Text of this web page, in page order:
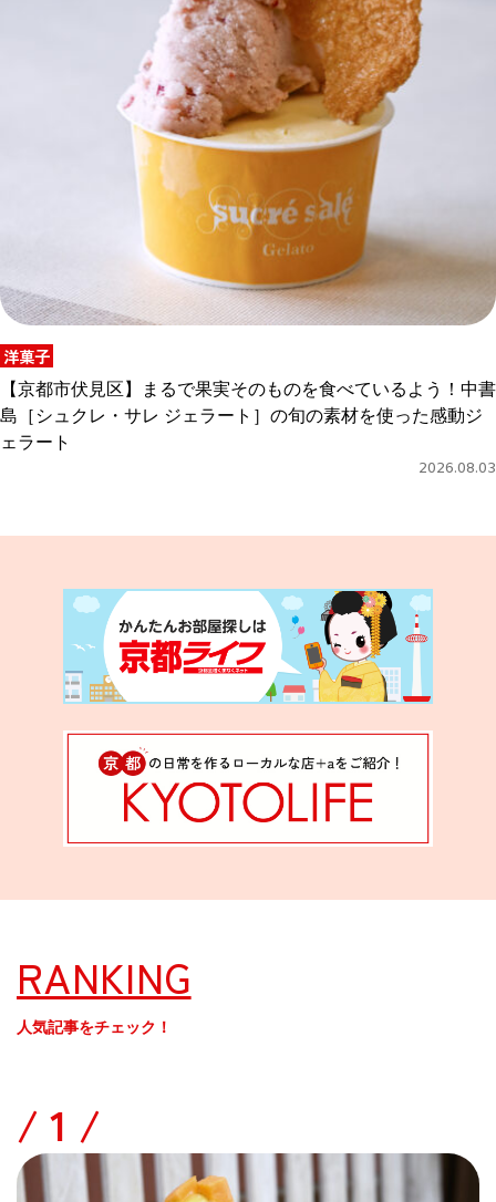
洋菓子
【京都市伏見区】まるで果実そのものを食べているよう！中書
島［シュクレ・サレ ジェラート］の旬の素材を使った感動ジ
ェラート
2026.08.03
RANKING
人気記事をチェック！
/